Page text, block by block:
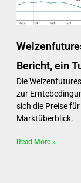
Bericht, ein
Die
zur
sich die Preise
Marktüberblick.
Read More »